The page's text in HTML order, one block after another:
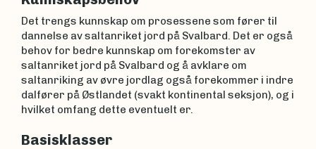
Det trengs kunnskap om prosessene som fører til
dannelse av saltanriket jord på Svalbard. Det er også
behov for bedre kunnskap om forekomster av
saltanriket jord på Svalbard og å avklare om
saltanriking av øvre jordlag også forekommer i indre
dalfører på Østlandet (svakt kontinental seksjon), og i
hvilket omfang dette eventuelt er.
Basisklasser